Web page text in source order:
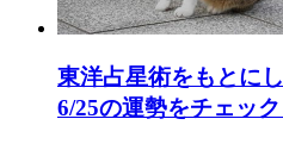
東洋占星術をもとに
6/25の運勢をチェック